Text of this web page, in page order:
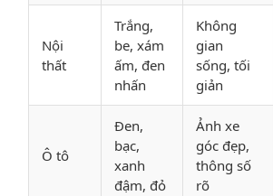
Nội
thất
Trắng,
be, xám
ấm, đen
nhấn
Không
gian
sống, tối
giản
Ô tô
Đen,
bạc,
xanh
đậm, đỏ
Ảnh xe
góc đẹp,
thông số
rõ